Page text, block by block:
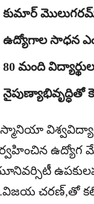
కుమార్
ఉద్యోగాల సాధన
80 మంది
నైపుణ్యాభివృద్ధితో
ఉద్యోగ
చరణ్,తో